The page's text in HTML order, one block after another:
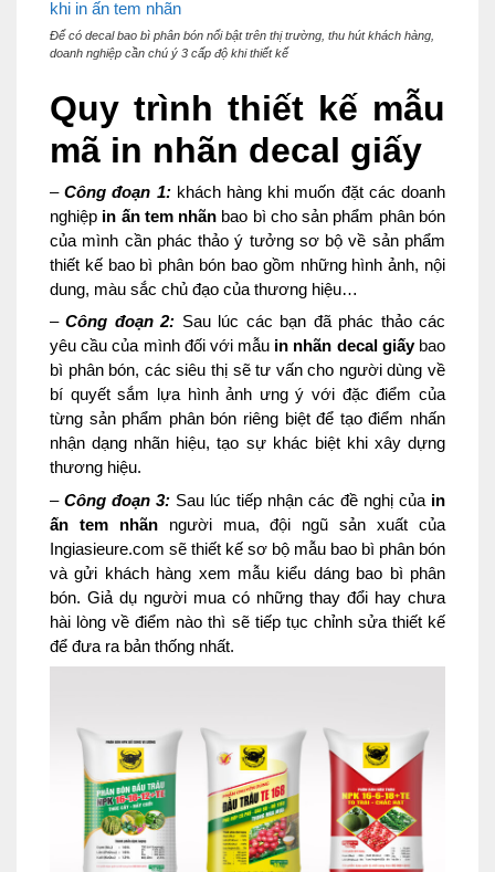
Để có decal bao bì phân bón nổi bật trên thị trường, thu hút khách hàng,
doanh nghiệp cần chú ý 3 cấp độ khi thiết kế
Quy trình thiết kế mẫu
mã in nhãn decal giấy
–Công đoạn 1:khách hàng khi muốn đặt các doanh
nghiệp in ấn tem nhãn bao bì cho sản phẩm phân bón
của mình cần phác thảo ý tưởng sơ bộ về sản phẩm
thiết kế bao bì phân bón bao gồm những hình ảnh, nội
dung, màu sắc chủ đạo của thương hiệu…
–Công đoạn 2: Sau lúc các bạn đã phác thảo các
yêu cầu của mình đối với mẫu in nhãn decal giấy bao
bì phân bón, các siêu thị sẽ tư vấn cho người dùng về
bí quyết sắm lựa hình ảnh ưng ý với đặc điểm của
từng sản phẩm phân bón riêng biệt để tạo điểm nhấn
nhận dạng nhãn hiệu, tạo sự khác biệt khi xây dựng
thương hiệu.
– Công đoạn 3: Sau lúc tiếp nhận các đề nghị của in
ấn tem nhãn người mua, đội ngũ sản xuất của
Ingiasieure.com sẽ thiết kế sơ bộ mẫu bao bì phân bón
và gửi khách hàng xem mẫu kiểu dáng bao bì phân
bón. Giả dụ người mua có những thay đổi hay chưa
hài lòng về điểm nào thì sẽ tiếp tục chỉnh sửa thiết kế
để đưa ra bản thống nhất.